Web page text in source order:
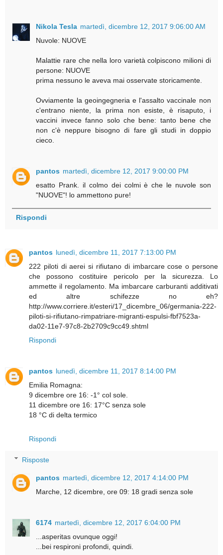
Nikola Tesla martedì, dicembre 12, 2017 9:06:00 AM
Nuvole: NUOVE
Malattie rare che nella loro varietà colpiscono milioni di
persone: NUOVE
prima nessuno le aveva mai osservate storicamente.
Ovviamente la geoingegneria e l'assalto vaccinale non
c'entrano niente, la prima non esiste, è risaputo, i
vaccini invece fanno solo che bene: tanto bene che
non c'è neppure bisogno di fare gli studi in doppio
cieco.
pantos martedì, dicembre 12, 2017 9:00:00 PM
esatto Prank. il colmo dei colmi è che le nuvole son
"NUOVE"! lo ammettono pure!
Rispondi
pantos lunedì, dicembre 11, 2017 7:13:00 PM
222 piloti di aerei si rifiutano di imbarcare cose o persone
che possono costituire pericolo per la sicurezza. Lo
ammette il regolamento. Ma imbarcare carburanti additivati
ed altre schifezze no eh?
http://www.corriere.it/esteri/17_dicembre_06/germania-222-
piloti-si-rifiutano-rimpatriare-migranti-espulsi-fbf7523a-
da02-11e7-97c8-2b2709c9cc49.shtml
Rispondi
pantos lunedì, dicembre 11, 2017 8:14:00 PM
Emilia Romagna:
9 dicembre ore 16: -1° col sole.
11 dicembre ore 16: 17°C senza sole
18 °C di delta termico
Rispondi
Risposte
pantos martedì, dicembre 12, 2017 4:14:00 PM
Marche, 12 dicembre, ore 09: 18 gradi senza sole
6174 martedì, dicembre 12, 2017 6:04:00 PM
...asperitas ovunque oggi!
...bei respironi profondi, quindi.